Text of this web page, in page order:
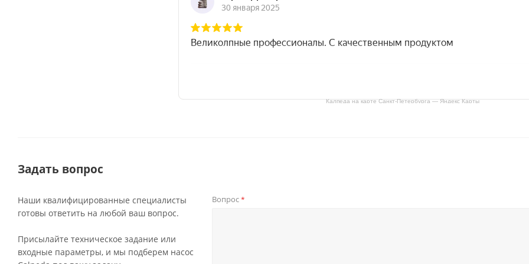
Калпеда на карте Санкт‑Петербурга — Яндекс Карты
Задать вопрос
Наши квалифицированные специалисты
готовы ответить на любой ваш вопрос.
Присылайте техническое задание или
входные параметры, и мы подберем насос
Вопрос*